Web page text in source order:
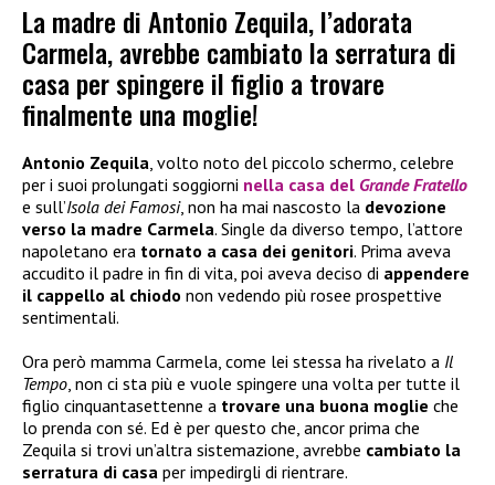
La madre di Antonio Zequila, l’adorata
Carmela, avrebbe cambiato la serratura di
casa per spingere il figlio a trovare
finalmente una moglie!
Antonio Zequila, volto noto del piccolo schermo, celebre
per i suoi prolungati soggiorni nella casa del Grande Fratello
e sull’Isola dei Famosi, non ha mai nascosto la devozione
verso la madre Carmela. Single da diverso tempo, l’attore
napoletano era tornato a casa dei genitori. Prima aveva
accudito il padre in fin di vita, poi aveva deciso di appendere
il cappello al chiodo non vedendo più rosee prospettive
sentimentali.
Ora però mamma Carmela, come lei stessa ha rivelato a Il
Tempo, non ci sta più e vuole spingere una volta per tutte il
figlio cinquantasettenne a trovare una buona moglie che
lo prenda con sé. Ed è per questo che, ancor prima che
Zequila si trovi un’altra sistemazione, avrebbe cambiato la
serratura di casa per impedirgli di rientrare.